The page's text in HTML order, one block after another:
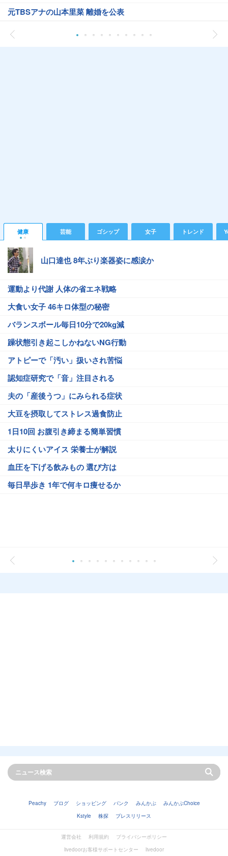
元TBSアナの山本里菜 離婚を公表
健康 芸能 ゴシップ 女子 トレンド
山口達也 8年ぶり楽器姿に感涙か
運動より代謝 人体の省エネ戦略
大食い女子 46キロ体型の秘密
バランスボール毎日10分で20kg減
躁状態引き起こしかねないNG行動
アトピーで「汚い」扱いされ苦悩
認知症研究で「音」注目される
夫の「産後うつ」にみられる症状
大豆を摂取してストレス過食防止
1日10回 お腹引き締まる簡単習慣
太りにくいアイス 栄養士が解説
血圧を下げる飲みもの 選び方は
毎日早歩き 1年で何キロ痩せるか
Peachy ブログ ショッピング バンク みんかぶ
みんかぶChoice
Kstyle
株探 プレスリリース
運営会社 利用規約
プライバシーポリシー
livedoorお客様サポートセンター
livedoor